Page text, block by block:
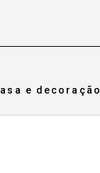
e decoração